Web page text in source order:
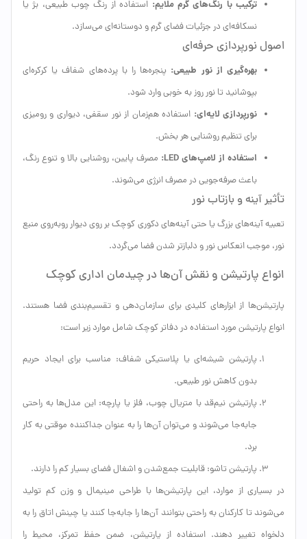
ترکیب با رنگ‌های گرم ملایم: استفاده از رنگ چوب طبیعی، بژ یا
نسکافه‌ای در جزئیات فضای گرم و دوستانه‌ای می‌سازد.
اصول نورپردازی حرفه‌ای
بهره‌گیری از نور طبیعی: پنجره‌ها را با پرده‌های شفاف یا کرکره‌ای
بپوشانید تا نور روز به خوبی وارد شود.
نورپردازی لایه‌ای: استفاده هم‌زمان از نور سقفی، دیواری و رومیزی
برای تنظیم روشنایی هر بخش.
استفاده از لامپ‌های LED:
مصرف پایین، روشنایی بالا و تنوع رنگ،
باعث صرفه‌جویی در مصرف انرژی می‌شوند.
تأثیر آینه و بازتاب نور
تعبیه آینه‌های بزرگ یا حتی آینه‌های دکوری کوچک بر روی دیوار روبه‌روی منبع
نور، موجب انعکاس نور و دلبازتر شدن فضا می‌گردد.
انواع پارتیشن و نقش آن‌ها در چیدمان اداری کوچک
پارتیشن‌ها از ابزارهای کلیدی برای سازمان‌دهی و تقسیم‌بندی فضا هستند.
انواع پارتیشن مورد استفاده در دفاتر کوچک شامل موارد زیر است:
پارتیشن شیشه‌ای یا پلاستیکی شفاف: مناسب برای ایجاد حریم
بدون کاهش نور طبیعی.
پارتیشن نیم‌قد با متریال چوب، فلز یا پارچه: این مدل‌ها به راحتی
جابه‌جا می‌شوند و می‌توان آن‌ها را به عنوان جداکننده موقتی به کار
برد.
پارتیشن تاشو: قابلیت جمع‌شدن و اشغال فضای بسیار کم را دارند.
در بسیاری از موارد، این پارتیشن‌ها با طراحی مینیمال و وزن کم تولید
می‌شوند تا کارکنان به راحتی بتوانند آن‌ها را جابه‌جا کنند یا چینش اتاق را به
دلخواه تغییر دهند. استفاده از پارتیشن، ضمن حفظ تمرکز، محیط را